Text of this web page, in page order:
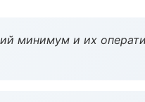
минимум и их